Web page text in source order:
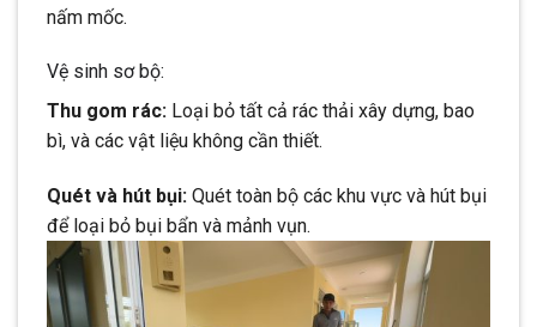
nấm mốc.
Vệ sinh sơ bộ:
Thu gom rác: Loại bỏ tất cả rác thải xây dựng, bao
bì, và các vật liệu không cần thiết.
Quét và hút bụi: Quét toàn bộ các khu vực và hút bụi
để loại bỏ bụi bẩn và mảnh vụn.